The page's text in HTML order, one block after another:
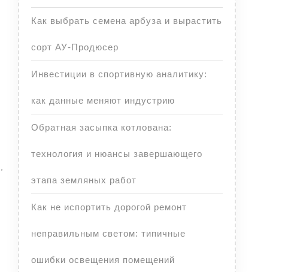
Как выбрать семена арбуза и вырастить
сорт АУ-Продюсер
Инвестиции в спортивную аналитику:
как данные меняют индустрию
Обратная засыпка котлована:
технология и нюансы завершающего
этапа земляных работ
Как не испортить дорогой ремонт
неправильным светом: типичные
ошибки освещения помещений